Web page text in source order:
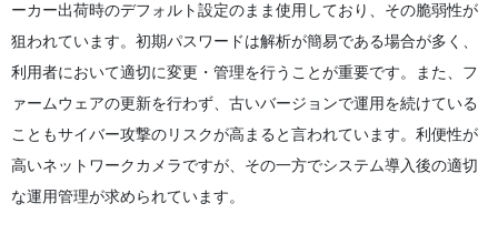
ーカー出荷時のデフォルト設定のまま使用しており、その脆弱性が
狙われています。初期パスワードは解析が簡易である場合が多く、
利用者において適切に変更・管理を行うことが重要です。また、フ
ァームウェアの更新を行わず、古いバージョンで運用を続けている
こともサイバー攻撃のリスクが高まると言われています。利便性が
高いネットワークカメラですが、その一方でシステム導入後の適切
な運用管理が求められています。